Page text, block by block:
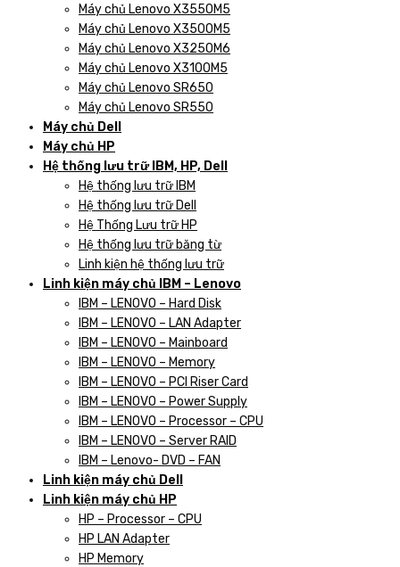
Máy chủ Lenovo X3550M5
Máy chủ Lenovo X3500M5
Máy chủ Lenovo X3250M6
Máy chủ Lenovo X3100M5
Máy chủ Lenovo SR650
Máy chủ Lenovo SR550
Máy chủ Dell
Máy chủ HP
Hệ thống lưu trữ IBM, HP, Dell
Hệ thống lưu trữ IBM
Hệ thống lưu trữ Dell
Hệ Thống Lưu trữ HP
Hệ thống lưu trữ băng từ
Linh kiện hệ thống lưu trữ
Linh kiện máy chủ IBM – Lenovo
IBM – LENOVO – Hard Disk
IBM – LENOVO – LAN Adapter
IBM – LENOVO – Mainboard
IBM – LENOVO – Memory
IBM – LENOVO – PCI Riser Card
IBM – LENOVO – Power Supply
IBM – LENOVO – Processor – CPU
IBM – LENOVO – Server RAID
IBM – Lenovo- DVD – FAN
Linh kiện máy chủ Dell
Linh kiện máy chủ HP
HP – Processor – CPU
HP LAN Adapter
HP Memory